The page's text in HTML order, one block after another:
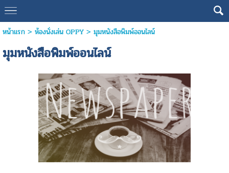
หน้าแรก> ห้องนั่งเล่น OPPY> มุมหนังสือพิมพ์ออนไลน์
มุมหนังสือพิมพ์ออนไลน์